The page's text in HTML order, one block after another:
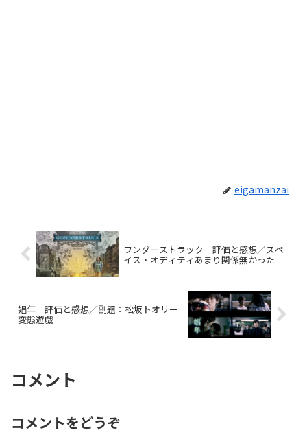
eigamanzai
ワンダーストラック 評価と感想／スペ
イス・オディティあまり関係無かった
娼年 評価と感想／副題：松坂トオリー
変態遊戯
コメント
コメントをどうぞ